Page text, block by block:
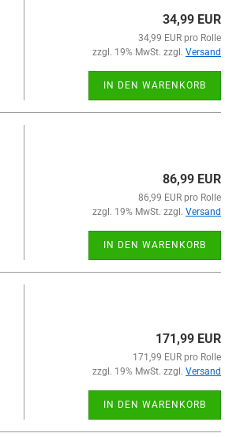
34,99 EUR
34,99 EUR pro Rolle
zzgl. 19% MwSt. zzgl. Versand
IN DEN WARENKORB
86,99 EUR
86,99 EUR pro Rolle
zzgl. 19% MwSt. zzgl. Versand
IN DEN WARENKORB
171,99 EUR
171,99 EUR pro Rolle
zzgl. 19% MwSt. zzgl. Versand
IN DEN WARENKORB